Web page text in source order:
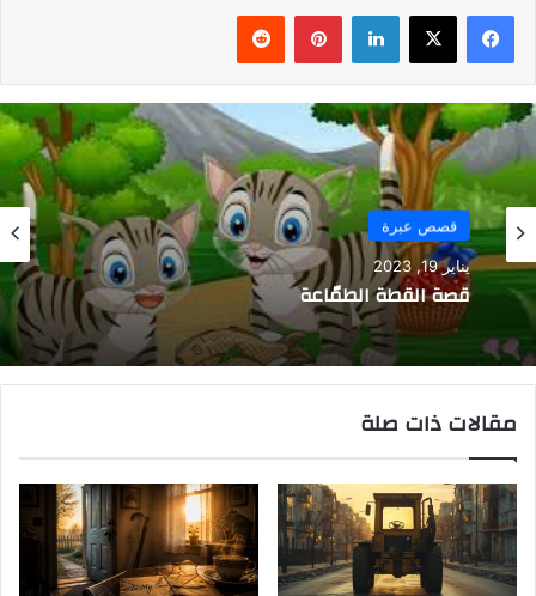
فيسبوك ‫X لينكدإن بينتيريست
قصص عبرة
يناير 19, 2023
قصة القطة الطمّاعة
مقالات ذات صلة